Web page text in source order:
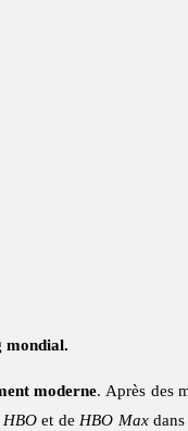
mondial.
moderne. Après des
HBOet de HBO Maxdans